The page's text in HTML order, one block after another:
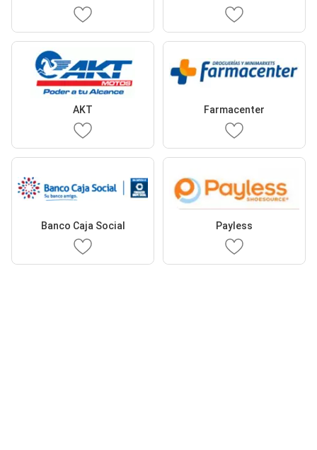
AKT Farmacenter
Banco Caja Social Payless